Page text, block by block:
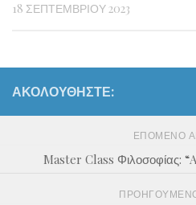
18 ΣΕΠΤΕΜΒΡΊΟΥ 2023
ΑΚΟΛΟΥΘΉΣΤΕ:
ΕΠΌΜΕΝΟ
Master Class Φιλοσοφίας: